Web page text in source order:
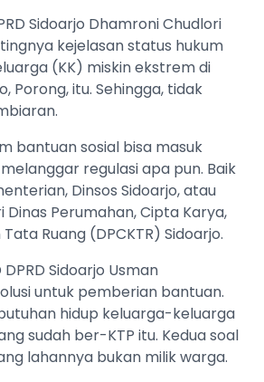
Sidoarjo Dhamroni Chudlori
kejelasan status hukum
(KK) miskin ekstrem di
Porong, itu. Sehingga, tidak
bantuan sosial bisa masuk
regulasi apa pun. Baik
Dinsos Sidoarjo, atau
Perumahan, Cipta Karya,
Ruang (DPCKTR) Sidoarjo.
Sidoarjo Usman
untuk pemberian bantuan.
hidup keluarga-keluarga
sudah ber-KTP itu. Kedua soal
lahannya bukan milik warga.